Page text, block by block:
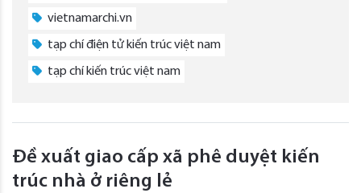
vietnamarchi.vn
tạp chí điện tử kiến trúc việt nam
tạp chí kiến trúc việt nam
Đề xuất giao cấp xã phê duyệt kiến
trúc nhà ở riêng lẻ